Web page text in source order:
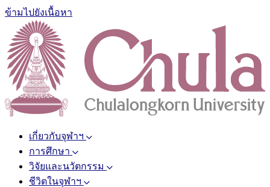
ข้ามไปยังเนื้อหา
เกี่ยวกับจุฬาฯ
การศึกษา
วิจัยและนวัตกรรม
ชีวิตในจุฬาฯ